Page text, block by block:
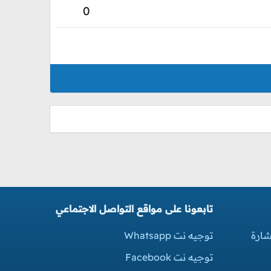
0
تابعونا على مواقع التواصل الاجتماعي
توجيه نت Whatsapp
توجيه نت Facebook